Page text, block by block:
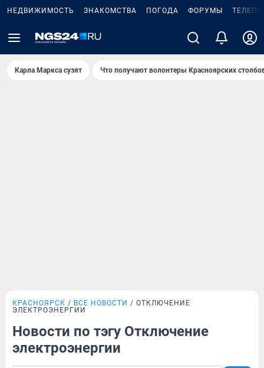
НЕДВИЖИМОСТЬ ЗНАКОМСТВА ПОГОДА ФОРУМЫ
Карла Маркса сузят Что получают волонтеры Красноярских
КРАСНОЯРСК ВСЕ НОВОСТИ
ОТКЛЮЧЕНИЕ
ЭЛЕКТРОЭНЕРГИИ
Новости по тэгу Отключение
электроэнергии